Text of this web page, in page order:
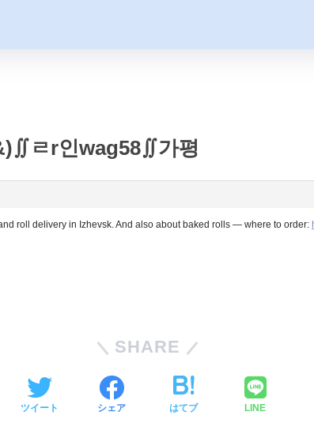
ㄹr인wag58∬가평
roll delivery in Izhevsk. And also about baked rolls — where to order:
SHARE
ツイート シェア はてブ LINE